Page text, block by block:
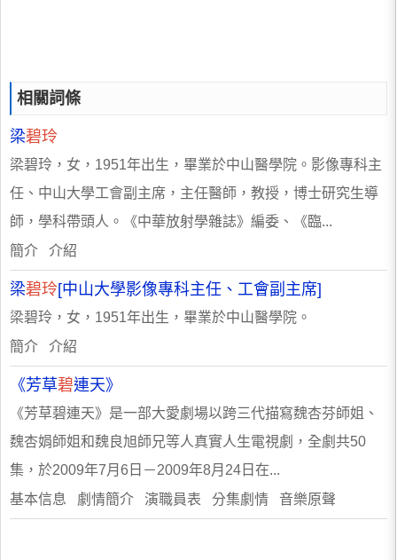
相關詞條
梁碧玲
梁碧玲，女，1951年出生，畢業於中山醫學院。影像專科主
任、中山大學工會副主席，主任醫師，教授，博士研究生導
師，學科帶頭人。《中華放射學雜誌》編委、《臨...
簡介 介紹
梁碧玲[中山大學影像專科主任、工會副主席]
梁碧玲，女，1951年出生，畢業於中山醫學院。
簡介 介紹
《芳草碧連天》
《芳草碧連天》是一部大愛劇場以跨三代描寫魏杏芬師姐、
魏杏娟師姐和魏良旭師兄等人真實人生電視劇，全劇共50
集，於2009年7月6日－2009年8月24日在...
基本信息 劇情簡介 演職員表 分集劇情 音樂原聲